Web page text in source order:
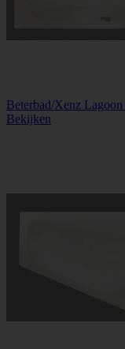
Beterbad/Xenz
Bekijken